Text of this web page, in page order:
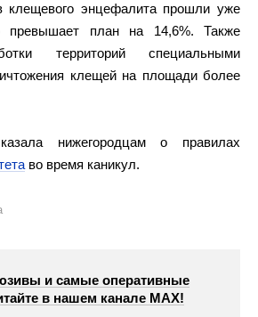
клещевого энцефалита прошли уже
превышает план на 14,6%. Также
территорий специальными
клещей на площади более
нижегородцам о правилах
во время каникул.
и самые оперативные
в нашем канале МАХ!